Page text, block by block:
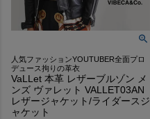
人気ファッションYOUTUBER全面プロ
デュース拘りの革衣
VaLLet 本革 レザーブルゾン メ
ンズ ヴァレット VALLET03AN
レザージャケット/ライダースジ
ャケット